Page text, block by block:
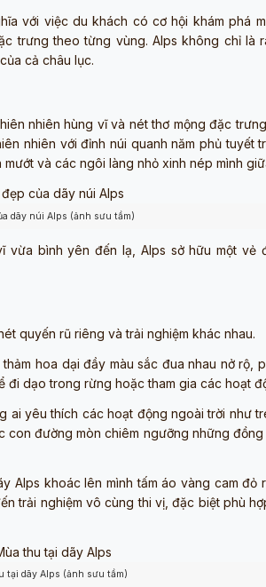
với việc du khách có cơ hội khám phá
trưng theo từng vùng. Alps không chỉ là
cả châu lục.
nhiên hùng vĩ và nét thơ mộng đặc
nhiên với đỉnh núi quanh năm phủ tuyết
và các ngôi làng nhỏ xinh nép mình
dãy núi Alps (ảnh sưu tầm)
vừa bình yên đến lạ, Alps sở hữu một vẻ
quyến rũ riêng và trải nghiệm khác nhau.
hoa dại đầy màu sắc đua nhau nở rộ,
đi dạo trong rừng hoặc tham gia các hoạt
ai yêu thích các hoạt động ngoài trời như
đường mòn chiêm ngưỡng những
Alps khoác lên mình tấm áo vàng cam đỏ
trải nghiệm vô cùng thi vị, đặc biệt phù
tại dãy Alps (ảnh sưu tầm)